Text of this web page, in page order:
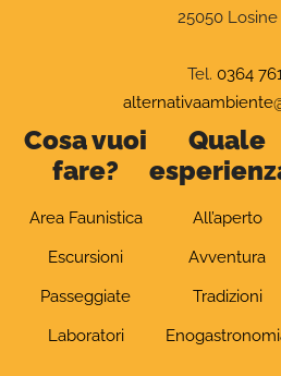
25050 Losine
Tel. 0364
Cosa vuoi
fare?
Area Faunistica
Escursioni
Passeggiate
Laboratori
Quale
All’aperto
Avventura
Tradizioni